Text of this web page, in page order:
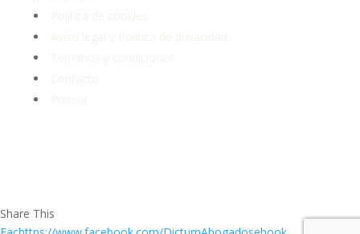
Share This